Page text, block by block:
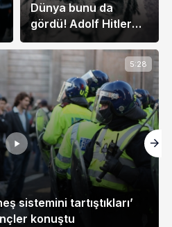
5:28
sistemini tartıştıkları’
konuştu
Dünya bunu da
gördü! Adolf Hitler
seçimi kazandı